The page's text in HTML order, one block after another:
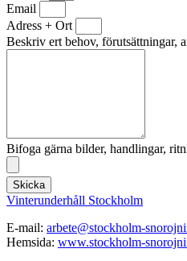
Email
Adress + Ort
Beskriv ert behov, förutsättningar,
Bifoga gärna bilder, handlingar,
Skicka
Vinterunderhåll Stockholm
E-mail: arbete@stockholm-
Hemsida: www.stockholm-